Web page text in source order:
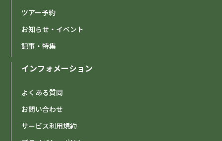
ツアー予約
お知らせ・イベント
記事・特集
インフォメーション
よくある質問
お問い合わせ
サービス利用規約